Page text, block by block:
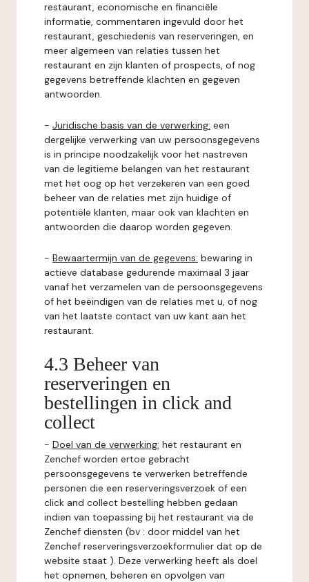
restaurant, economische en financiële
informatie, commentaren ingevuld door het
restaurant, geschiedenis van reserveringen, en
meer algemeen van relaties tussen het
restaurant en zijn klanten of prospects, of nog
gegevens betreffende klachten en gegeven
antwoorden.
- Juridische basis van de verwerking: een
dergelijke verwerking van uw persoonsgegevens
is in principe noodzakelijk voor het nastreven
van de legitieme belangen van het restaurant
met het oog op het verzekeren van een goed
beheer van de relaties met zijn huidige of
potentiële klanten, maar ook van klachten en
antwoorden die daarop worden gegeven.
- Bewaartermijn van de gegevens: bewaring in
actieve database gedurende maximaal 3 jaar
vanaf het verzamelen van de persoonsgegevens
of het beëindigen van de relaties met u, of nog
van het laatste contact van uw kant aan het
restaurant.
4.3 Beheer van
reserveringen en
bestellingen in click and
collect
- Doel van de verwerking: het restaurant en
Zenchef worden ertoe gebracht
persoonsgegevens te verwerken betreffende
personen die een reserveringsverzoek of een
click and collect bestelling hebben gedaan
indien van toepassing bij het restaurant via de
Zenchef diensten (bv : door middel van het
Zenchef reserveringsverzoekformulier dat op de
website staat ). Deze verwerking heeft als doel
het opnemen, beheren en opvolgen van